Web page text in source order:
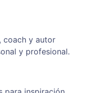
coach y autor
y profesional.